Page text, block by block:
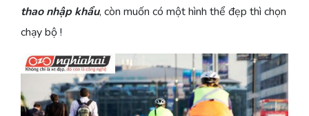
thao nhập khẩu, còn muốn có một hình thể đẹp thì chọn
chạy bộ !